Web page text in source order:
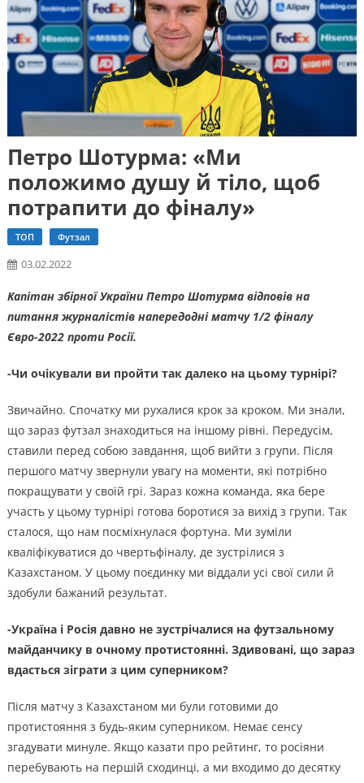
Петро Шотурма: «Ми
положимо душу й тіло, щоб
потрапити до фіналу»
ТОП Футзал
03.02.2022
Капітан збірної України Петро Шотурма відповів на
питання журналістів напередодні матчу 1/2 фіналу
Євро-2022 проти Росії.
-Чи очікували ви пройти так далеко на цьому турнірі?
Звичайно. Спочатку ми рухалися крок за кроком. Ми знали,
що зараз футзал знаходиться на іншому рівні. Передусім,
ставили перед собою завдання, щоб вийти з групи. Після
першого матчу звернули увагу на моменти, які потрібно
покращувати у своїй грі. Зараз кожна команда, яка бере
участь у цьому турнірі готова боротися за вихід з групи. Так
сталося, що нам посміхнулася фортуна. Ми зуміли
кваліфікуватися до чвертьфіналу, де зустрілися з
Казахстаном. У цьому поєдинку ми віддали усі свої сили й
здобули бажаний результат.
-Україна і Росія давно не зустрічалися на футзальному
майданчику в очному протистоянні. Здивовані, що зараз
вдасться зіграти з цим суперником?
Після матчу з Казахстаном ми були готовими до
протистояння з будь-яким суперником. Немає сенсу
згадувати минуле. Якщо казати про рейтинг, то росіяни
перебувають на першій сходинці, а ми входимо до десятку